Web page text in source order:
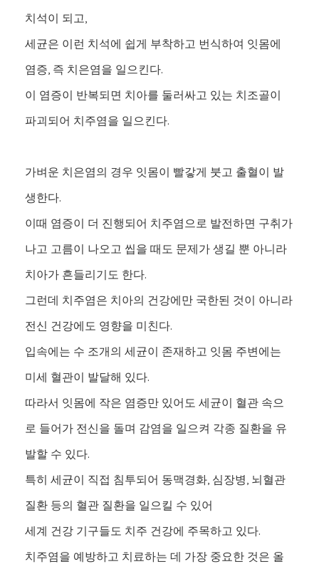
치석이 되고,
세균은 이런 치석에 쉽게 부착하고 번식하여 잇몸에
염증, 즉 치은염을 일으킨다.
이 염증이 반복되면 치아를 둘러싸고 있는 치조골이
파괴되어 치주염을 일으킨다.
가벼운 치은염의 경우 잇몸이 빨갛게 붓고 출혈이 발
생한다.
이때 염증이 더 진행되어 치주염으로 발전하면 구취가
나고 고름이 나오고 씹을 때도 문제가 생길 뿐 아니라
치아가 흔들리기도 한다.
그런데 치주염은 치아의 건강에만 국한된 것이 아니라
전신 건강에도 영향을 미친다.
입속에는 수 조개의 세균이 존재하고 잇몸 주변에는
미세 혈관이 발달해 있다.
따라서 잇몸에 작은 염증만 있어도 세균이 혈관 속으
로 들어가 전신을 돌며 감염을 일으켜 각종 질환을 유
발할 수 있다.
특히 세균이 직접 침투되어 동맥경화, 심장병, 뇌혈관
질환 등의 혈관 질환을 일으킬 수 있어
세계 건강 기구들도 치주 건강에 주목하고 있다.
치주염을 예방하고 치료하는 데 가장 중요한 것은 올